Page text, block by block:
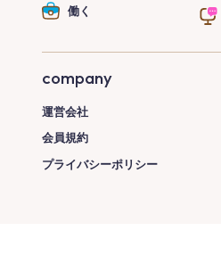
働く
company
運営会社
会員規約
プライバシーポリシー